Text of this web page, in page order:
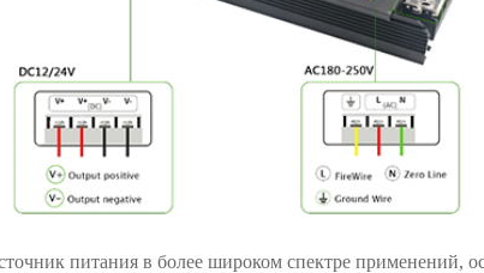
питания в более широком спектре применений,